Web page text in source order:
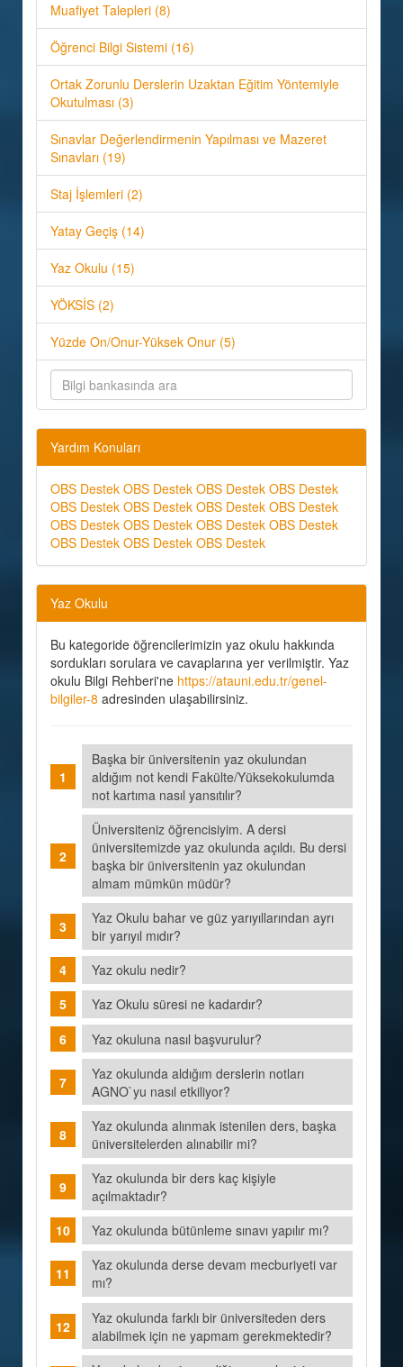
Muafiyet Talepleri (8)
Öğrenci Bilgi Sistemi (16)
Ortak Zorunlu Derslerin Uzaktan Eğitim Yöntemiyle
Okutulması (3)
Sınavlar Değerlendirmenin Yapılması ve Mazeret
Sınavları (19)
Staj İşlemleri (2)
Yatay Geçiş (14)
Yaz Okulu (15)
YÖKSİS (2)
Yüzde On/Onur-Yüksek Onur (5)
Yardım Konuları
OBS Destek OBS Destek OBS Destek OBS Destek
OBS Destek OBS Destek OBS Destek OBS Destek
OBS Destek OBS Destek OBS Destek OBS Destek
OBS Destek OBS Destek OBS Destek
Yaz Okulu
Bu kategoride öğrencilerimizin yaz okulu hakkında
sordukları sorulara ve cavaplarına yer verilmiştir. Yaz
okulu Bilgi Rehberi'ne https://atauni.edu.tr/genel-
bilgiler-8 adresinden ulaşabilirsiniz.
Başka bir üniversitenin yaz okulundan
aldığım not kendi Fakülte/Yüksekokulumda
not kartıma nasıl yansıtılır?
Üniversiteniz öğrencisiyim. A dersi
üniversitemizde yaz okulunda açıldı. Bu dersi
başka bir üniversitenin yaz okulundan
almam mümkün müdür?
Yaz Okulu bahar ve güz yarıyıllarından ayrı
bir yarıyıl mıdır?
Yaz okulu nedir?
Yaz Okulu süresi ne kadardır?
Yaz okuluna nasıl başvurulur?
Yaz okulunda aldığım derslerin notları
AGNO`yu nasıl etkiliyor?
Yaz okulunda alınmak istenilen ders, başka
üniversitelerden alınabilir mi?
Yaz okulunda bir ders kaç kişiyle
açılmaktadır?
Yaz okulunda bütünleme sınavı yapılır mı?
Yaz okulunda derse devam mecburiyeti var
mı?
Yaz okulunda farklı bir üniversiteden ders
alabilmek için ne yapmam gerekmektedir?